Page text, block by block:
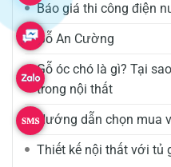
Báo giá thi công điện
Gỗ An Cường
Gỗ óc chó là gì? Tại
trong nội thất
Hướng dẫn chọn mua
Thiết kế nội thất với tủ